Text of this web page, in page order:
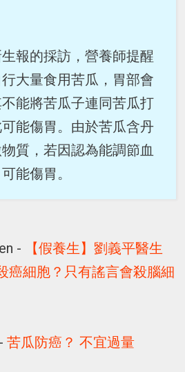
報的採訪，營養師提醒
大量食用苦瓜，胃部會
能將苦瓜子連同苦瓜打
能傷胃。由於苦瓜含丹
質，若因認為能調節血
能傷胃。
-
【假養生】劉義平醫生
癌細胞？只有謠言會殺腦細
苦瓜防癌？ 不宜過量